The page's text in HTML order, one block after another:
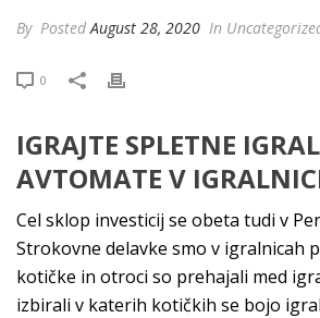
By PostedAugust 28, 2020 In
0
IGRAJTE SPLETNE
AVTOMATE V
Cel sklop investicij se obeta tudi v
Strokovne delavke smo v igralnicah
kotičke in otroci so prehajali med
izbirali v katerih kotičkih se bojo